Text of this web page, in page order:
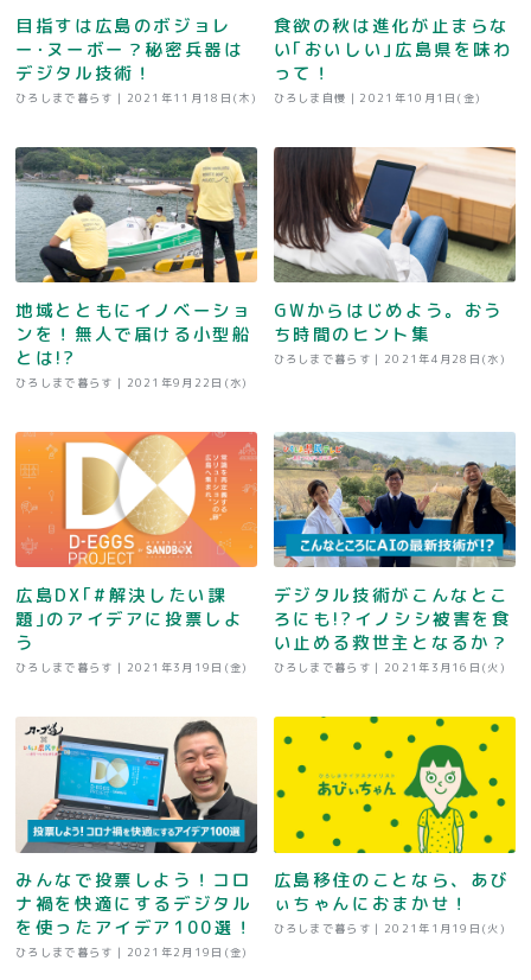
目指すは広島のボジョレ
ー･ヌーボー？秘密兵器は
デジタル技術！
ひろしまで暮らす | 2021年11月18日(木)
食欲の秋は進化が止まらな
い｢おいしい｣広島県を味わ
って！
ひろしま自慢 | 2021年10月1日(金)
地域とともにイノベーショ
ンを！無人で届ける小型船
とは!?
ひろしまで暮らす | 2021年9月22日(水)
GWからはじめよう。おう
ち時間のヒント集
ひろしまで暮らす | 2021年4月28日(水)
広島DX｢#解決したい課
題｣のアイデアに投票しよ
う
ひろしまで暮らす | 2021年3月19日(金)
デジタル技術がこんなとこ
ろにも!?イノシシ被害を食
い止める救世主となるか？
ひろしまで暮らす | 2021年3月16日(火)
みんなで投票しよう！コロ
ナ禍を快適にするデジタル
を使ったアイデア100選！
ひろしまで暮らす | 2021年2月19日(金)
広島移住のことなら、あび
ぃちゃんにおまかせ！
ひろしまで暮らす | 2021年1月19日(火)